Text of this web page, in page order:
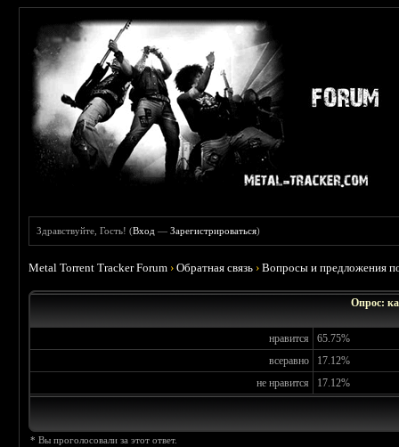
Здравствуйте, Гость! (Вход —Зарегистрироваться)
Metal Torrent Tracker Forum ›Обратная связь ›Вопросы и предложения
Опрос:
нравится
65.75%
всеравно
17.12%
не нравится
17.12%
* Вы проголосовали за этот ответ.